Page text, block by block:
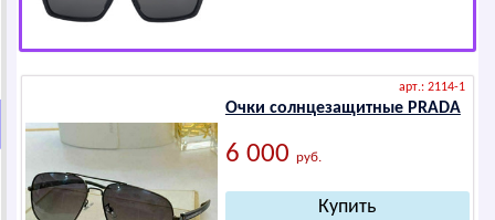
арт.: 2114-1
Очки солнцезащитные РRАDА
6 000 руб.